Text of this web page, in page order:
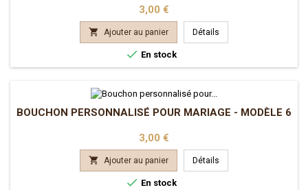
Prix
3,00 €
 Ajouter au panier Détails
 En stock
BOUCHON PERSONNALISÉ POUR MARIAGE - MODÈLE 6
Prix
3,00 €
 Ajouter au panier Détails
 En stock